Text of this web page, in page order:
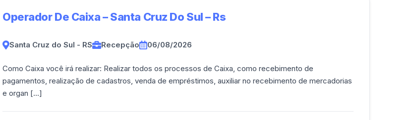
Operador De Caixa – Santa Cruz Do Sul – Rs
Santa Cruz do Sul - RS Recepção 06/08/2026
Como Caixa você irá realizar: Realizar todos os processos de Caixa, como recebimento de
pagamentos, realização de cadastros, venda de empréstimos, auxiliar no recebimento de mercadorias
e organ [...]